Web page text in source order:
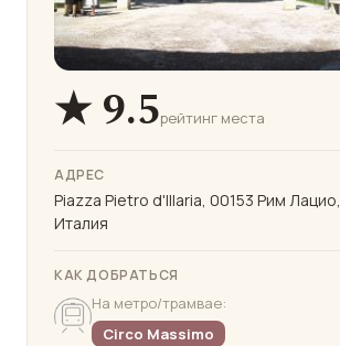
★ 9.5рейтинг места
АДРЕС
Piazza Pietro d'Illaria, 00153 Рим Лацио,
Италия
КАК ДОБРАТЬСЯ
На метро/трамвае:
Circo Massimo